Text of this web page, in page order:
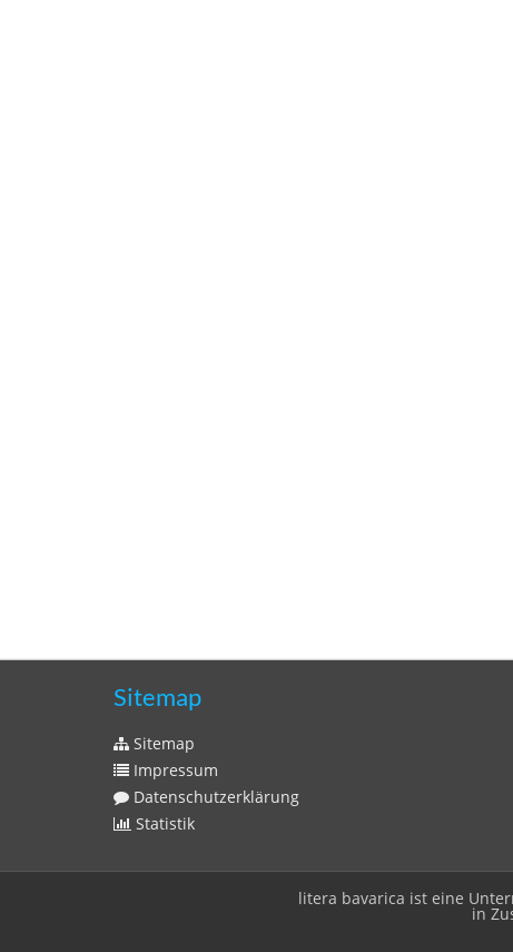
Sitemap
Sitemap
Impressum
Datenschutzerklärung
Statistik
litera bavarica ist eine
in